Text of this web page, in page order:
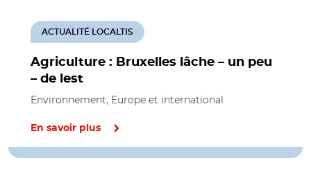
Agriculture : Bruxelles lâche – un peu
– de lest
ACTUALITÉ LOCALTIS
Environnement, Europe et international
En savoir plus